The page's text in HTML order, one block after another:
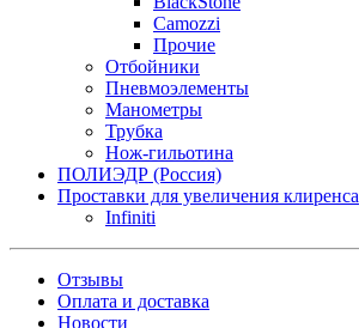
Camozzi
Прочие
Отбойники
Пневмоэлементы
Манометры
Трубка
Нож-гильотина
ПОЛИЭДР (Россия)
Проставки для увеличения клиренса
Infiniti
Отзывы
Оплата и доставка
Новости